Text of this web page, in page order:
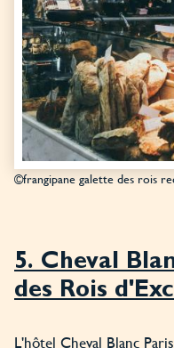
©frangipane galette des rois
5. Cheval
des Rois
L'hôtel Cheval Blanc